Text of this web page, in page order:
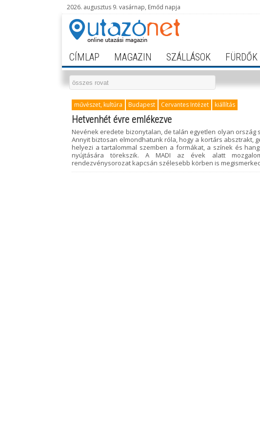
2026. augusztus 9. vasárnap, Emőd napja
CÍMLAP MAGAZIN SZÁLLÁSOK FÜRDŐK
művészet, kultúra Budapest Cervantes Intézet kiállítás
Hetvenhét évre emlékezve
Nevének eredete bizonytalan, de talán egyetlen olyan
Annyit biztosan elmondhatunk róla, hogy a kortárs absztrakt,
helyezi a tartalommal szemben a formákat, a színek és
nyújtására törekszik. A MADI az évek alatt
rendezvénysorozat kapcsán szélesebb körben is